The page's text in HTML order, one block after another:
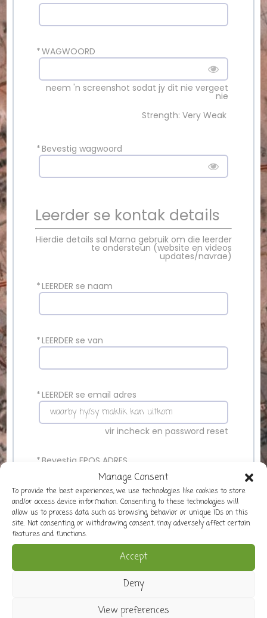
Manage Consent
To provide the best experiences, we use technologies like cookies to store
and/or access device information. Consenting to these technologies will
allow us to process data such as browsing behavior or unique IDs on this
site. Not consenting or withdrawing consent, may adversely affect certain
features and functions.
Accept
Deny
View preferences
*WAGWOORD
neem 'n screenshot sodat jy dit nie vergeet
nie
Strength: Very Weak
*Bevestig wagwoord
Leerder se kontak details
Hierdie details sal Marna gebruik om die leerder
te ondersteun (website en videos
updates/navrae)
*LEERDER se naam
*LEERDER se van
*LEERDER se email adres
vir incheck en password reset
*Bevestig EPOS ADRES
*LEERDER se kontak nommer
vir incheck en website ondersteuning
Kies jou graad(e) waarop jy hierdie jaar
9 10